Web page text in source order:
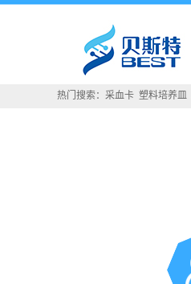
热门搜索： 采血卡 塑料培养皿